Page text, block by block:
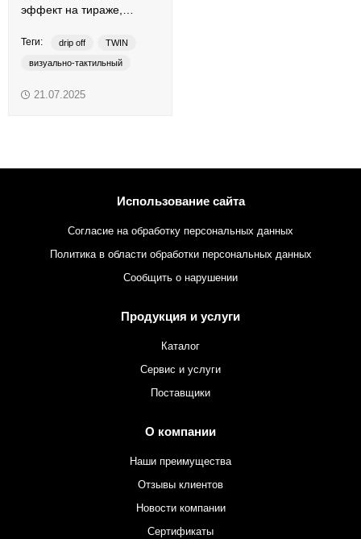
эффект на тираже,
макулатурном картоне.
Теги: drip off TWIN
визуально-тактильный
21.07.2025
Использование сайта
Согласие на обработку персональных данных
Политика в области обработки персональных данных
Сообщить о нарушении
Продукция и услуги
Каталог
Сервис и услуги
Поставщики
О компании
Наши преимущества
Отзывы клиентов
Новости компании
Сертификаты